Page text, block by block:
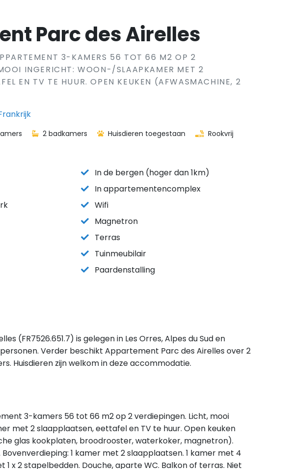
Parc des Airelles
3-KAMERS 56 TOT 66 M2 OP 2
INGERICHT: WOON-/SLAAPKAMER MET 2
EN TV TE HUUR. OPEN KEUKEN (AFWASMACHINE, 2
2 badkamers Huisdieren toegestaan Rookvrij
In de bergen (hoger dan 1km)
In appartementencomplex
Wifi
Magnetron
Terras
Tuinmeubilair
Paardenstalling
(FR7526.651.7) is gelegen in Les Orres, Alpes du Sud en
Verder beschikt Appartement Parc des Airelles over 2
Huisdieren zijn welkom in deze accommodatie.
3-kamers 56 tot 66 m2 op 2 verdiepingen. Licht, mooi
met 2 slaapplaatsen, eettafel en TV te huur. Open keuken
glas kookplaten, broodrooster, waterkoker, magnetron).
1 kamer met 2 slaapplaatsen. 1 kamer met 4
1 x 2 stapelbedden. Douche, aparte WC. Balkon of terras. Niet